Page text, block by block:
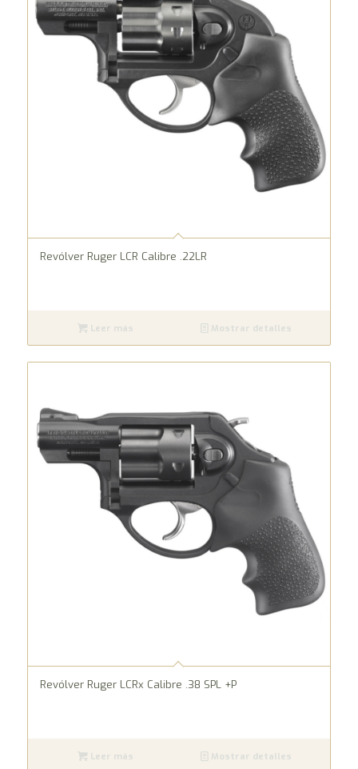
Revólver Ruger LCR Calibre .22LR
Leer más Mostrar detalles
Revólver Ruger LCRx Calibre .38 SPL +P
Leer más Mostrar detalles